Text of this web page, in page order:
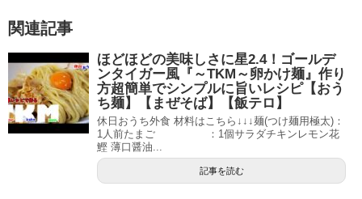
関連記事
ほどほどの美味しさに星2.4！ゴールデ
ンタイガー風『～TKM～卵かけ麺』作り
方超簡単でシンプルに旨いレシピ【おう
ち麺】【まぜそば】【飯テロ】
休日おうち外食 材料はこちら↓↓↓麺(つけ麺用極太)：
1人前たまご ：1個サラダチキンレモン花
鰹 薄口醤油...
記事を読む